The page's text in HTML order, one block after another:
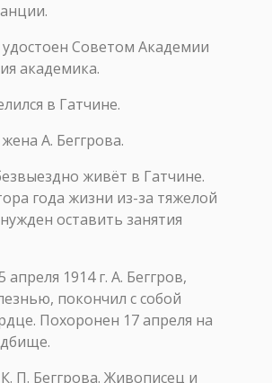
удостоен Советом Академии
академика.
в Гатчине.
А. Беггрова.
живёт в Гатчине.
года жизни из-за тяжелой
оставить занятия
апреля 1914 г. А. Беггров,
покончил с собой
Похоронен 17 апреля на
П. Беггрова. Живописец и